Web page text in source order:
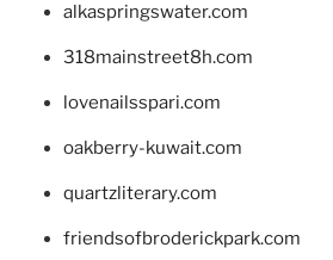
alkaspringswater.com
318mainstreet8h.com
lovenailsspari.com
oakberry-kuwait.com
quartzliterary.com
friendsofbroderickpark.com